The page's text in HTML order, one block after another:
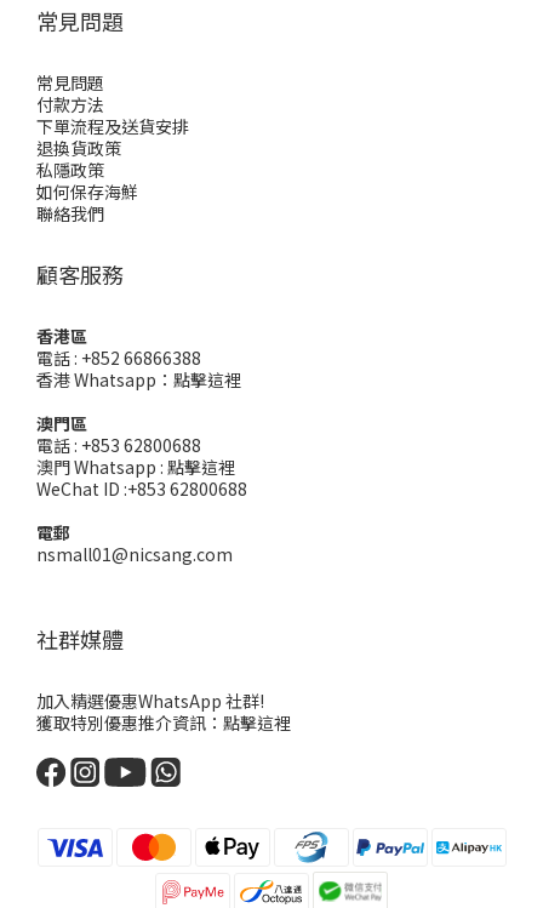
常見問題
常見問題
付款方法
下單流程及送貨安排
退換貨政策
私隱政策
如何保存海鮮
聯絡我們
顧客服務
香港區
電話 : +852 66866388
香港 Whatsapp： 點擊這裡
澳門區
電話 : +853 62800688
澳門 Whatsapp : 點擊這裡
WeChat ID :+853 62800688
電郵
nsmall01@nicsang.com
社群媒體
加入精選優惠WhatsApp 社群!
獲取特別優惠推介資訊： 點擊這裡